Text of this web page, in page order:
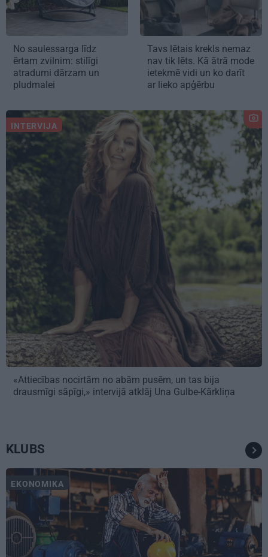
No saulessarga līdz
ērtam zvilnim: stilīgi
atradumi dārzam un
pludmalei
Tavs lētais krekls nemaz
nav tik lēts. Kā ātrā mode
ietekmē vidi un ko darīt
ar lieko apģērbu
INTERVIJA
«Attiecības nocirtām no abām pusēm, un tas bija
drausmīgi sāpīgi,» intervijā atklāj Una Gulbe-Kārkliņa
KLUBS
EKONOMIKA